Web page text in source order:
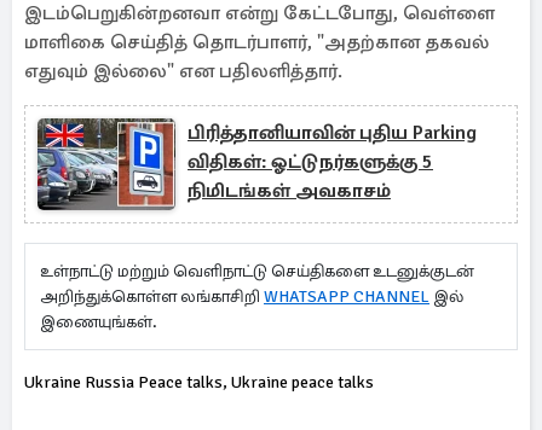
இடம்பெறுகின்றனவா என்று கேட்டபோது, வெள்ளை
மாளிகை செய்தித் தொடர்பாளர், "அதற்கான தகவல்
எதுவும் இல்லை" என பதிலளித்தார்.
பிரித்தானியாவின் புதிய Parking
விதிகள்: ஓட்டுநர்களுக்கு 5
நிமிடங்கள் அவகாசம்
உள்நாட்டு மற்றும் வெளிநாட்டு செய்திகளை உடனுக்குடன்
அறிந்துக்கொள்ள லங்காசிறி WHATSAPP CHANNEL இல்
இணையுங்கள்.
Ukraine Russia Peace talks, Ukraine peace talks